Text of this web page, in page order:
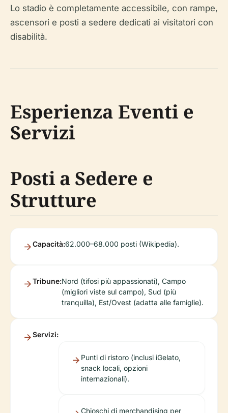
Lo stadio è completamente accessibile, con rampe,
ascensori e posti a sedere dedicati ai visitatori con
disabilità.
Esperienza Eventi e
Servizi
Posti a Sedere e
Strutture
Capacità:62.000–68.000 posti (Wikipedia).
Tribune:Nord (tifosi più appassionati), Campo
(migliori viste sul campo), Sud (più
tranquilla), Est/Ovest (adatta alle famiglie).
Servizi:
Punti di ristoro (inclusi iGelato,
snack locali, opzioni
internazionali).
Chioschi di merchandising per